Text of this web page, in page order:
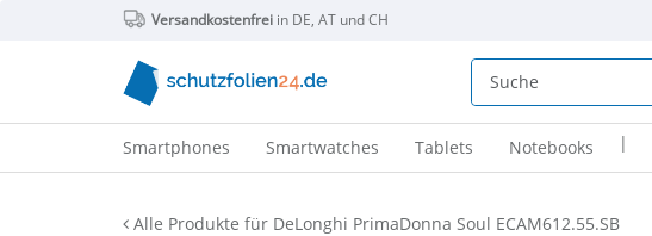
Versandkostenfreiin DE, AT und CH
Smartphones Smartwatches Tablets Notebooks |
Alle Produkte für DeLonghi PrimaDonna Soul ECAM612.55.SB